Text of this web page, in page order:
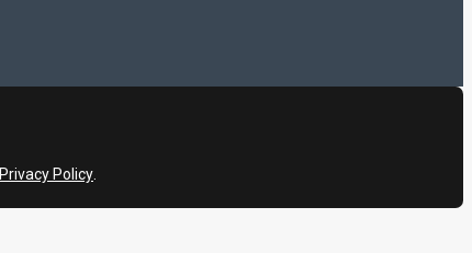
Privacy Policy